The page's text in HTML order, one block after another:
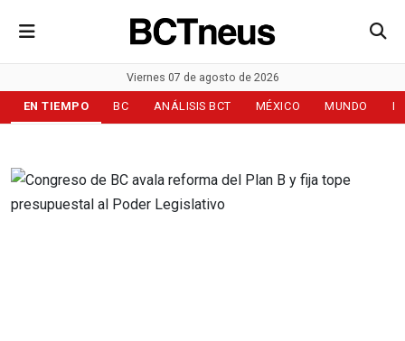
Viernes 07 de agosto de 2026
EN TIEMPO BC ANÁLISIS BCT MÉXICO MUNDO